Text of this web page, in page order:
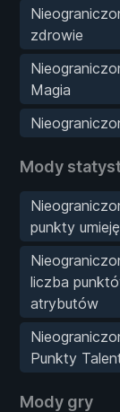
zdrowie
Magia
Mody
punkty
liczba
atrybutów
Punkty
Mody gry